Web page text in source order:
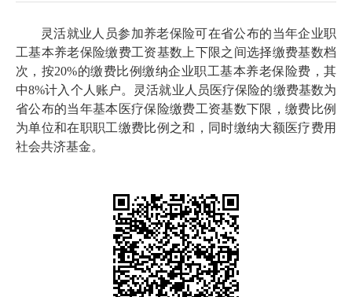
灵活就业人员参加养老保险可在省公布的当年企业职
工基本养老保险缴费工资基数上下限之间选择缴费基数档
次，按20%的缴费比例缴纳企业职工基本养老保险费，其
中8%计入个人账户。灵活就业人员医疗保险的缴费基数为
省公布的当年基本医疗保险缴费工资基数下限，缴费比例
为单位和在职职工缴费比例之和，同时缴纳大额医疗费用
社会共济基金。